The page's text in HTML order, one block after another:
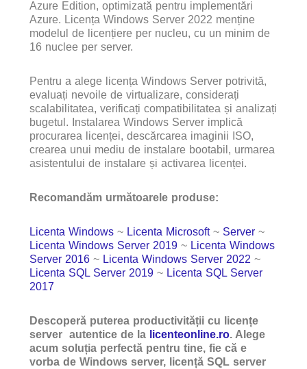
Azure Edition, optimizată pentru implementări
Azure. Licența Windows Server 2022 menține
modelul de licențiere per nucleu, cu un minim de
16 nuclee per server.
Pentru a alege licența Windows Server potrivită,
evaluați nevoile de virtualizare, considerați
scalabilitatea, verificați compatibilitatea și analizați
bugetul. Instalarea Windows Server implică
procurarea licenței, descărcarea imaginii ISO,
crearea unui mediu de instalare bootabil, urmarea
asistentului de instalare și activarea licenței.
Recomandăm următoarele produse:
Licenta Windows ~ Licenta Microsoft~ Server ~
Licenta Windows Server 2019 ~ Licenta Windows
Server 2016 ~ Licenta Windows Server 2022 ~
Licenta SQL Server 2019 ~ Licenta SQL Server
2017
Descoperă puterea productivității cu licențe
server autentice de la licenteonline.ro. Alege
acum soluția perfectă pentru tine, fie că e
vorba de Windows server, licență SQL server